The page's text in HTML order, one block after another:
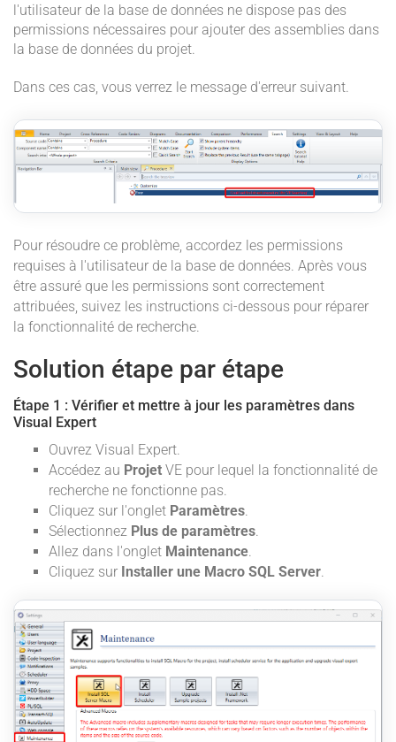
l'utilisateur de la base de données ne dispose pas des
permissions nécessaires pour ajouter des assemblies dans
la base de données du projet.
Dans ces cas, vous verrez le message d'erreur suivant.
Pour résoudre ce problème, accordez les permissions
requises à l'utilisateur de la base de données. Après vous
être assuré que les permissions sont correctement
attribuées, suivez les instructions ci-dessous pour réparer
la fonctionnalité de recherche.
Solution étape par étape
Étape 1 : Vérifier et mettre à jour les paramètres dans
Visual Expert
Ouvrez Visual Expert.
Accédez au Projet VE pour lequel la fonctionnalité de
recherche ne fonctionne pas.
Cliquez sur l'onglet Paramètres.
Sélectionnez Plus de paramètres.
Allez dans l'onglet Maintenance.
Cliquez sur Installer une Macro SQL Server.